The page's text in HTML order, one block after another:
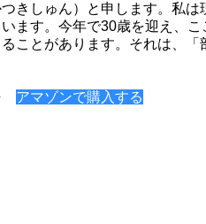
きしゅん）と申します。私
ます。今年で30歳を迎え、
ことがあります。それは、
アマゾンで購入する